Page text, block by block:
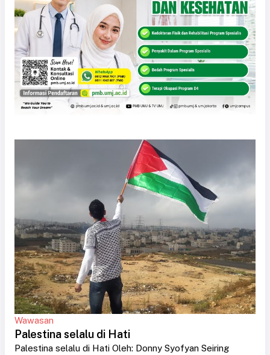
Wawasan
Palestina selalu di Hati
Palestina selalu di Hati Oleh: Donny Syofyan Seiring